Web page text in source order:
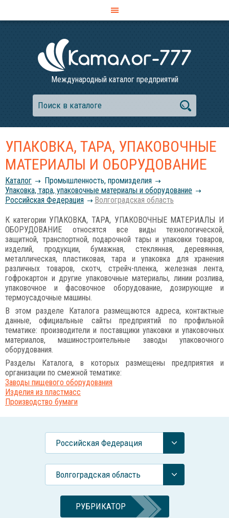
Международный каталог предприятий
УПАКОВКА, ТАРА, УПАКОВОЧНЫЕ
МАТЕРИАЛЫ И ОБОРУДОВАНИЕ
Каталог
Промышленность, промизделия
Упаковка, тара, упаковочные материалы и оборудование
Российcкая Федерация
Волгоградская область
К категории УПАКОВКА, ТАРА, УПАКОВОЧНЫЕ МАТЕРИАЛЫ И
ОБОРУДОВАНИЕ относятся все виды технологической,
защитной, транспортной, подарочной тары и упаковки товаров,
изделий, продукции, бумажная, стеклянная, деревянная,
металлическая, пластиковая, тара и упаковка для хранения
различных товаров, скотч, стрейч-пленка, железная лента,
гофрокартон и другие упаковочные материалы, линии розлива,
упаковочное и фасовочное оборудование, дозирующие и
термоусадочные машины.
В этом разделе Каталога размещаются адреса, контактные
данные, официальные сайты предприятий по профильной
тематике: производители и поставщики упаковки и упаковочных
материалов, машиностроительные заводы упаковочного
оборудования.
Разделы Каталога, в которых размещены предприятия и
организации по смежной тематике:
Заводы пищевого оборудования
Изделия из пластмасс
Производство бумаги
Российcкая Федерация
Волгоградская область
РУБРИКАТОР